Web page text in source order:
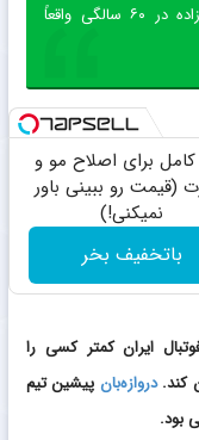
دیدن تصاویر تمرینات سنگین احمدرضا عابدزاده در ۶۰ سالگی واقعاً
کامل برای اصلاح مو و
(قیمت رو ببینی باور
نمیکنی!)
باتخفیف بخر
ایران کمتر کسی را
کند.دروازه‌بان پیشین تیم
بود.